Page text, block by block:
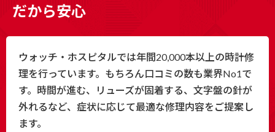
だから安心
ウォッチ・ホスピタルでは年間20,000本以上の時計修
理を行っています。もちろん口コミの数も業界No1で
す。時間が進む、リューズが固着する、文字盤の針が
外れるなど、症状に応じて最適な修理内容をご提案し
ます。